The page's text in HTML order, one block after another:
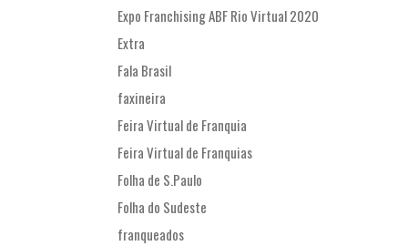
Expo Franchising ABF Rio Virtual 2020
Extra
Fala Brasil
faxineira
Feira Virtual de Franquia
Feira Virtual de Franquias
Folha de S.Paulo
Folha do Sudeste
franqueados